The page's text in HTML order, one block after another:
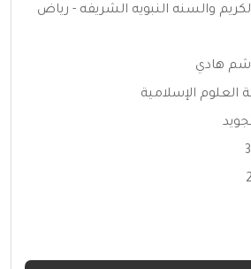
والسنه النبويه الشريفه - رياض
هادي
العلوم الإسلامية